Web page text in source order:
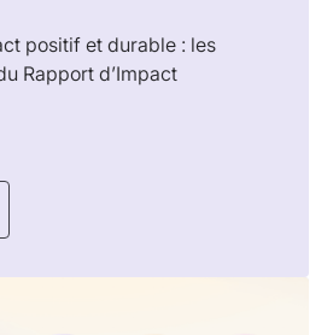
positif et durable : les
Rapport d’Impact